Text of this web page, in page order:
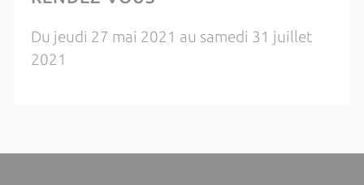
Du jeudi 27 mai 2021 au samedi 31 juillet
2021